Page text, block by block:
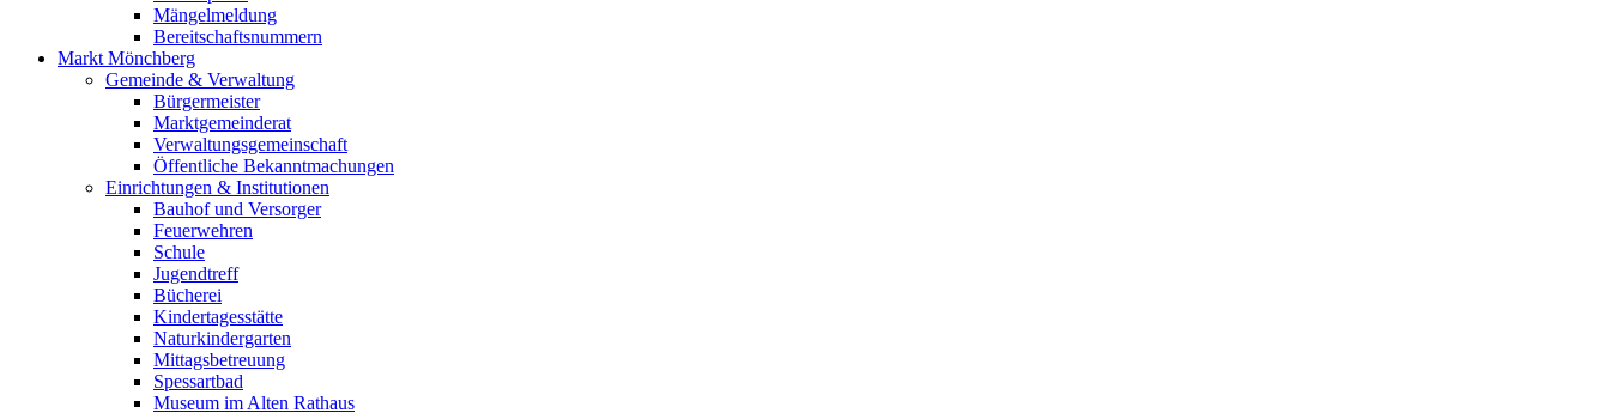
Mängelmeldung
Bereitschaftsnummern
Markt Mönchberg
Gemeinde & Verwaltung
Bürgermeister
Marktgemeinderat
Verwaltungsgemeinschaft
Öffentliche Bekanntmachungen
Einrichtungen & Institutionen
Bauhof und Versorger
Feuerwehren
Schule
Jugendtreff
Bücherei
Kindertagesstätte
Naturkindergarten
Mittagsbetreuung
Spessartbad
Museum im Alten Rathaus